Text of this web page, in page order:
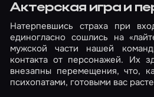
Актерская игра и
Натерпевшись страха при
единогласно сошлись на
мужской части нашей
контакта от персонажей. Их
внезапны перемещения, что,
психопатами, готовыми вас